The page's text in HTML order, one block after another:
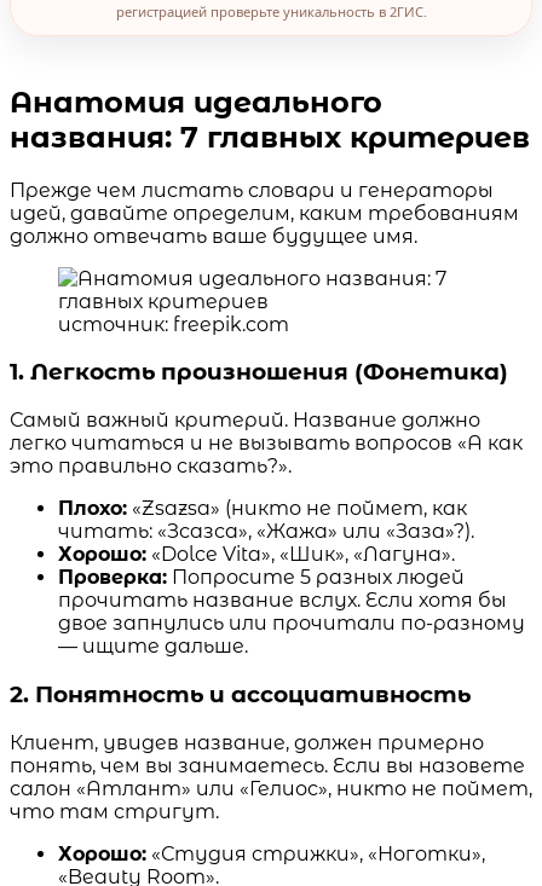
регистрацией проверьте уникальность в 2ГИС.
Анатомия идеального
названия: 7 главных критериев
Прежде чем листать словари и генераторы
идей, давайте определим, каким требованиям
должно отвечать ваше будущее имя.
источник: freepik.com
1. Легкость произношения (Фонетика)
Самый важный критерий. Название должно
легко читаться и не вызывать вопросов «А как
это правильно сказать?».
Плохо: «Zsazsa» (никто не поймет, как
читать: «Зсазса», «Жажа» или «Заза»?).
Хорошо: «Dolce Vita», «Шик», «Лагуна».
Проверка: Попросите 5 разных людей
прочитать название вслух. Если хотя бы
двое запнулись или прочитали по-разному
— ищите дальше.
2. Понятность и ассоциативность
Клиент, увидев название, должен примерно
понять, чем вы занимаетесь. Если вы назовете
салон «Атлант» или «Гелиос», никто не поймет,
что там стригут.
Хорошо: «Студия стрижки», «Ноготки»,
«Beauty Room».